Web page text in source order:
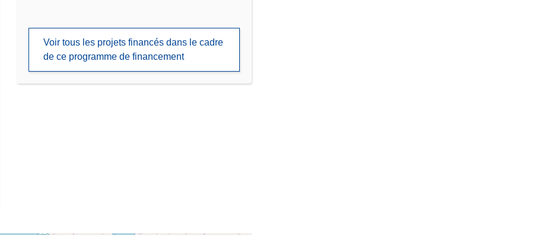
Voir tous les projets financés dans le cadre
de ce programme de financement